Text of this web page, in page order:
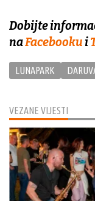
VEZANE VIJESTI
Dobijte
naFacebookui
LUNAPARK